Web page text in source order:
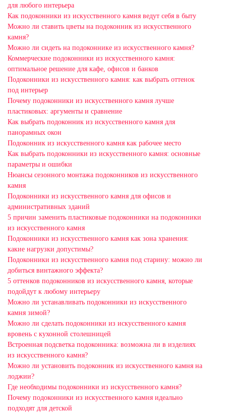
для любого интерьера
Как подоконники из искусственного камня ведут себя в быту
Можно ли ставить цветы на подоконник из искусственного
камня?
Можно ли сидеть на подоконнике из искусственного камня?
Коммерческие подоконники из искусственного камня:
оптимальное решение для кафе, офисов и банков
Подоконники из искусственного камня: как выбрать оттенок
под интерьер
Почему подоконники из искусственного камня лучше
пластиковых: аргументы и сравнение
Как выбрать подоконник из искусственного камня для
панорамных окон
Подоконник из искусственного камня как рабочее место
Как выбрать подоконники из искусственного камня: основные
параметры и ошибки
Нюансы сезонного монтажа подоконников из искусственного
камня
Подоконники из искусственного камня для офисов и
административных зданий
5 причин заменить пластиковые подоконники на подоконники
из искусственного камня
Подоконники из искусственного камня как зона хранения:
какие нагрузки допустимы?
Подоконники из искусственного камня под старину: можно ли
добиться винтажного эффекта?
5 оттенков подоконников из искусственного камня, которые
подойдут к любому интерьеру
Можно ли устанавливать подоконники из искусственного
камня зимой?
Можно ли сделать подоконники из искусственного камня
вровень с кухонной столешницей
Встроенная подсветка подоконника: возможна ли в изделиях
из искусственного камня?
Можно ли установить подоконник из искусственного камня на
лоджии?
Где необходимы подоконники из искусственного камня?
Почему подоконники из искусственного камня идеально
подходят для детской